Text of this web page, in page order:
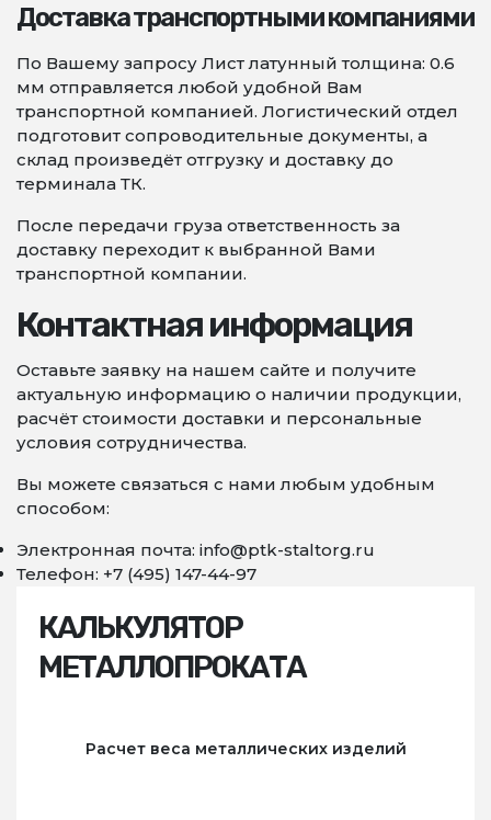
Доставка транспортными компаниями
По Вашему запросу Лист латунный толщина: 0.6
мм отправляется любой удобной Вам
транспортной компанией. Логистический отдел
подготовит сопроводительные документы, а
склад произведёт отгрузку и доставку до
терминала ТК.
После передачи груза ответственность за
доставку переходит к выбранной Вами
транспортной компании.
Контактная информация
Оставьте заявку на нашем сайте и получите
актуальную информацию о наличии продукции,
расчёт стоимости доставки и персональные
условия сотрудничества.
Вы можете связаться с нами любым удобным
способом:
Электронная почта: info@ptk-staltorg.ru
Телефон: +7 (495) 147-44-97
КАЛЬКУЛЯТОР
МЕТАЛЛОПРОКАТА
Расчет веса металлических изделий